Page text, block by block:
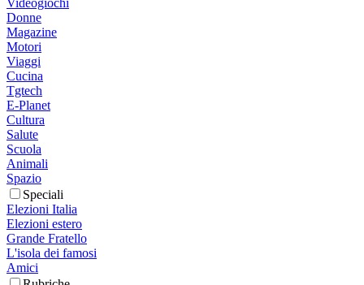
Donne
Magazine
Motori
Viaggi
Cucina
Tgtech
E-Planet
Cultura
Salute
Scuola
Animali
Spazio
Speciali
Elezioni Italia
Elezioni estero
Grande Fratello
L'isola dei famosi
Amici